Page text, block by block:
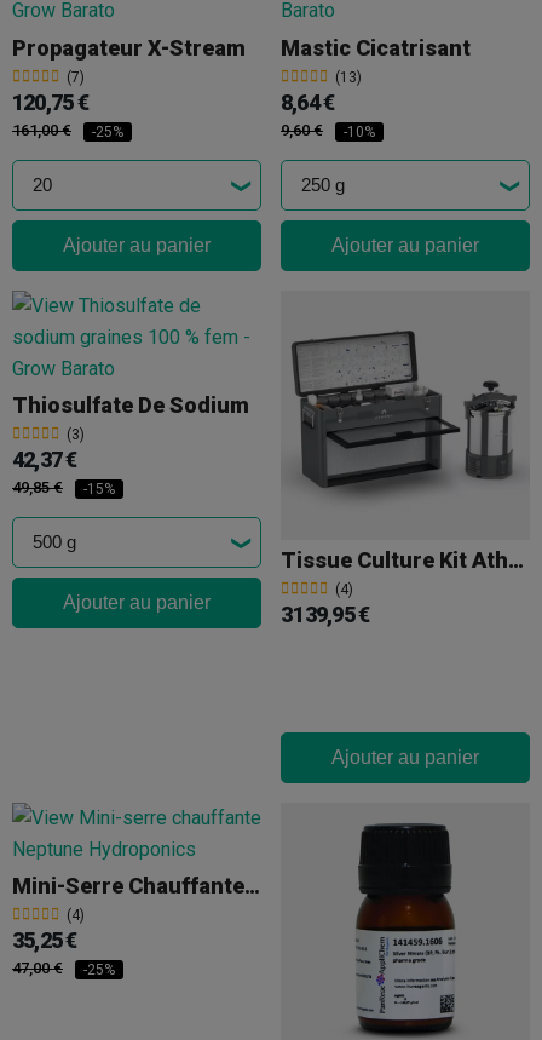
Propagateur X-Stream
(7)
120,75 €
161,00 € -25%
Ajouter au panier
Mastic Cicatrisant
(13)
8,64 €
9,60 € -10%
Ajouter au panier
Thiosulfate De Sodium
(3)
42,37 €
49,85 € -15%
Ajouter au panier
Tissue Culture Kit Athena
(4)
3 139,95 €
Ajouter au panier
Mini-Serre Chauffante Neptune Hydroponics
(4)
35,25 €
47,00 € -25%